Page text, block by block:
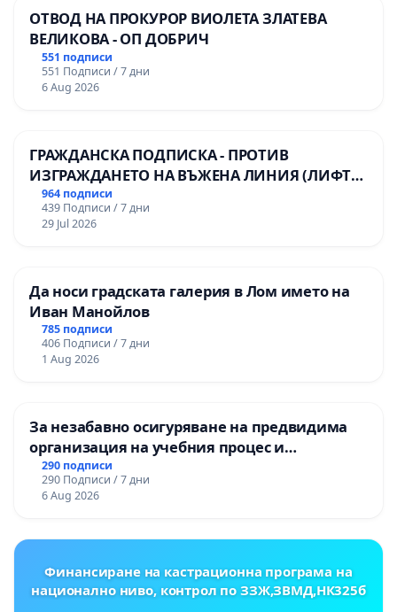
ОТВОД НА ПРОКУРОР ВИОЛЕТА ЗЛАТЕВА
ВЕЛИКОВА - ОП ДОБРИЧ
551 подписи
551 Подписи / 7 дни
6 Aug 2026
ГРАЖДАНСКА ПОДПИСКА - ПРОТИВ
ИЗГРАЖДАНЕТО НА ВЪЖЕНА ЛИНИЯ (ЛИФТ)
НА ТЕРИТОРИЯТА НА ПРИРОДНА
ЗАБЕЛЕЖИТЕЛНОСТ „ХЪЛМ НА
ОСВОБОДИТЕЛИТЕ“ (БУНАРДЖИК)
964 подписи
439 Подписи / 7 дни
29 Jul 2026
Да носи градската галерия в Лом името на
Иван Манойлов
785 подписи
406 Подписи / 7 дни
1 Aug 2026
За незабавно осигуряване на предвидима
организация на учебния процес и
гарантиране на правото на равнопоставено
и качествено образование на учениците от
ОУ „Княз Александър I“ и Хуманитарна
290 подписи
290 Подписи / 7 дни
6 Aug 2026
Финансиране на кастрационна програма на
национално ниво, контрол по ЗЗЖ,ЗВМД,НК325б